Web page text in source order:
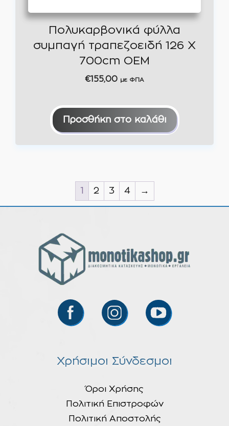
Πολυκαρβονικά φύλλα
συμπαγή τραπεζοειδή 126 Χ
700cm OEM
€155,00 με ΦΠΑ
Προσθήκη στο καλάθι
1 2 3 4 →
Χρήσιμοι Σύνδεσμοι
Όροι Χρήσης
Πολιτική Επιστροφών
Πολιτική Αποστολής